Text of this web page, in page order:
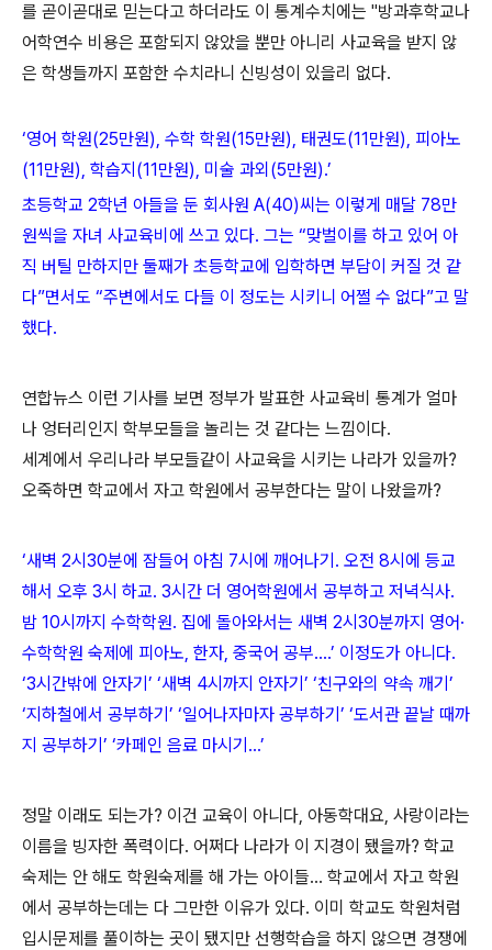
를 곧이곧대로 믿는다고 하더라도 이 통계수치에는 "방과후학교나
어학연수 비용은 포함되지 않았을 뿐만 아니리 사교육을 받지 않
은 학생들까지 포함한 수치라니 신빙성이 있을리 없다.
‘영어 학원(25만원), 수학 학원(15만원), 태권도(11만원), 피아노
(11만원), 학습지(11만원), 미술 과외(5만원).’
초등학교 2학년 아들을 둔 회사원 A(40)씨는 이렇게 매달 78만
원씩을 자녀 사교육비에 쓰고 있다. 그는 “맞벌이를 하고 있어 아
직 버틸 만하지만 둘째가 초등학교에 입학하면 부담이 커질 것 같
다”면서도 “주변에서도 다들 이 정도는 시키니 어쩔 수 없다”고 말
했다.
연합뉴스 이런 기사를 보면 정부가 발표한 사교육비 통계가 얼마
나 엉터리인지 학부모들을 놀리는 것 같다는 느낌이다.
세계에서 우리나라 부모들같이 사교육을 시키는 나라가 있을까?
오죽하면 학교에서 자고 학원에서 공부한다는 말이 나왔을까?
‘새벽 2시30분에 잠들어 아침 7시에 깨어나기. 오전 8시에 등교
해서 오후 3시 하교. 3시간 더 영어학원에서 공부하고 저녁식사.
밤 10시까지 수학학원. 집에 돌아와서는 새벽 2시30분까지 영어·
수학학원 숙제에 피아노, 한자, 중국어 공부....’ 이정도가 아니다.
‘3시간밖에 안자기’ ‘새벽 4시까지 안자기’ ‘친구와의 약속 깨기’
‘지하철에서 공부하기’ ‘일어나자마자 공부하기’ ‘도서관 끝날 때까
지 공부하기’ ‘카페인 음료 마시기...’
정말 이래도 되는가? 이건 교육이 아니다, 아동학대요, 사랑이라는
이름을 빙자한 폭력이다. 어쩌다 나라가 이 지경이 됐을까? 학교
숙제는 안 해도 학원숙제를 해 가는 아이들... 학교에서 자고 학원
에서 공부하는데는 다 그만한 이유가 있다. 이미 학교도 학원처럼
입시문제를 풀이하는 곳이 됐지만 선행학습을 하지 않으면 경쟁에